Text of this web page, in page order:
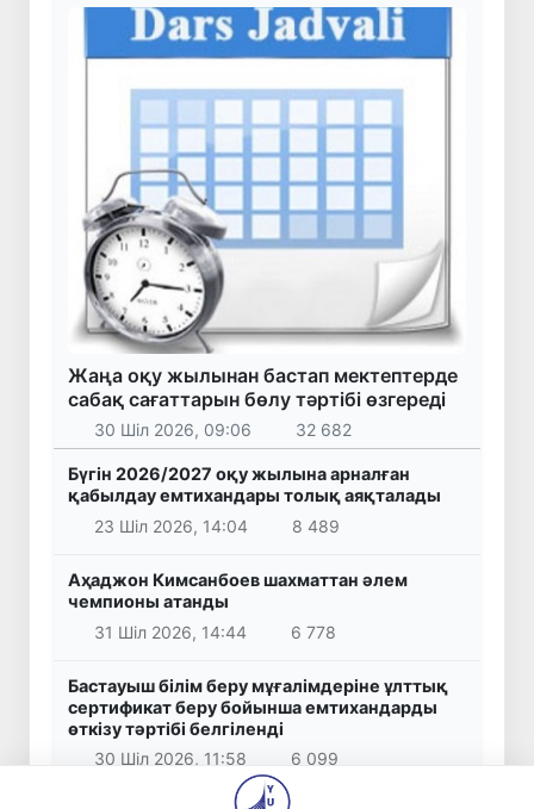
Жаңа оқу жылынан бастап мектептерде
сабақ сағаттарын бөлу тәртібі өзгереді
30 Шіл 2026, 09:06 32 682
Бүгін 2026/2027 оқу жылына арналған
қабылдау емтихандары толық аяқталады
23 Шіл 2026, 14:04
8 489
Аҳаджон Кимсанбоев шахматтан әлем
чемпионы атанды
31 Шіл 2026, 14:44
6 778
Бастауыш білім беру мұғалімдеріне ұлттық
сертификат беру бойынша емтихандарды
өткізу тәртібі белгіленді
30 Шіл 2026, 11:58
6 099